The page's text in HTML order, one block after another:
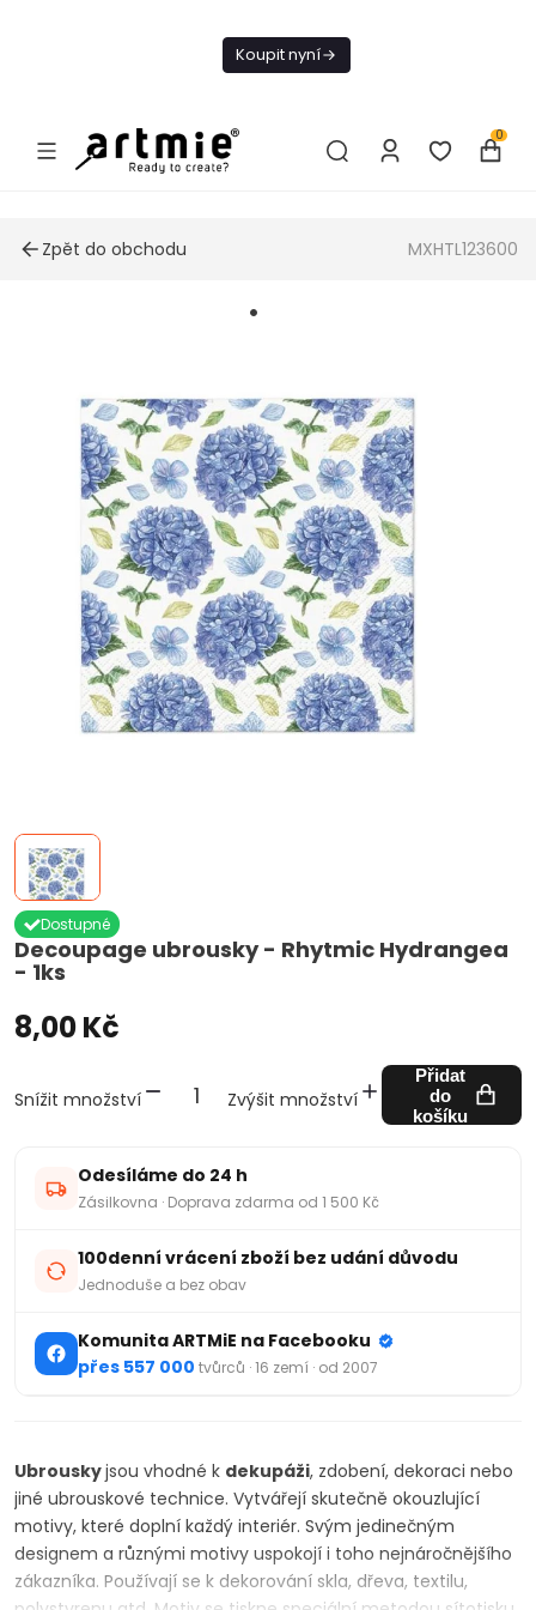
Koupit nyní
0
Zpět do obchodu MXHTL123600
Decoupage ubrousky - Rhytmic Hydrangea
- 1ks
Dostupné
8,00 Kč
Snížit množství Zvýšit množství
Přidat
do
košíku
Odesíláme do 24 h
Zásilkovna · Doprava zdarma od 1 500 Kč
100denní vrácení zboží bez udání důvodu
Jednoduše a bez obav
Komunita ARTMiE na Facebooku
přes 557 000 tvůrců · 16 zemí · od 2007
Ubrouskyjsou vhodné k dekupáži, zdobení, dekoraci nebo
jiné ubrouskové technice. Vytvářejí skutečně okouzlující
motivy, které doplní každý interiér. Svým jedinečným
designem a různými motivy uspokojí i toho nejnáročnějšího
zákazníka. Používají se k dekorování skla, dřeva, textilu,